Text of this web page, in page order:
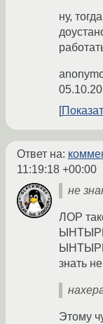
ну,
Ответ на:
11:19:18 +00:00
не
ЛОР
знать
Этому